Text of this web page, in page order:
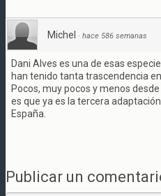
Michel · hace 586 semanas
Dani Alves es una de esas
han tenido tanta trascendencia
Pocos, muy pocos y menos
es que ya es la tercera
España.
Publicar un